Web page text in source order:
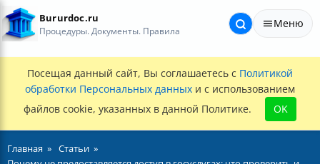
Bururdoc.ru
Процедуры. Документы. Правила
Меню
Посещая данный сайт, Вы соглашаетесь с Политикой
обработки Персональных данных и с использованием
файлов cookie, указанных в данной Политике.
OK
Главная
Статьи